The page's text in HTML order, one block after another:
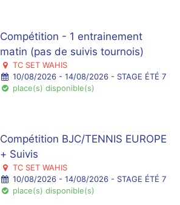
Compétition - 1 entrainement
matin (pas de suivis tournois)
TC SET WAHIS
10/08/2026 - 14/08/2026 - STAGE ÉTÉ 7
place(s) disponible(s)
Compétition BJC/TENNIS EUROPE
+ Suivis
TC SET WAHIS
10/08/2026 - 14/08/2026 - STAGE ÉTÉ 7
place(s) disponible(s)